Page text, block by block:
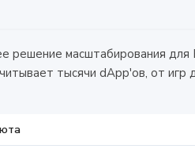
масштабирования для
тысячи dApp'ов, от